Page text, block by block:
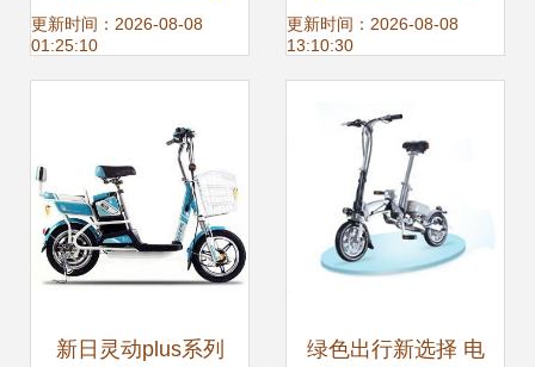
注意，这几点你必
更新时间：2026-08-08
01:25:10
启无界出行新体验
更新时间：2026-08-08
13:10:30
新日灵动plus系列 绿色出行新选择 电